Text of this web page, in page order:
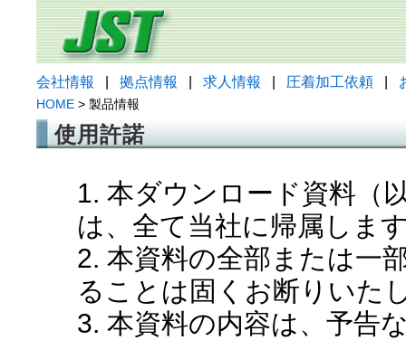
会社情報 拠点情報 求人情報 圧着加工依頼
HOME > 製品情報
使用許諾
1. 本ダウンロード資料（
は、全て当社に帰属しま
2. 本資料の全部または一
ることは固くお断りいた
3. 本資料の内容は、予告